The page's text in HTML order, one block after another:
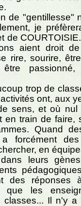
de "gentillesse"
je
de
aient droit
rire, sourire,
être
trop de
ont, aux
sens, et où
en train de faire,
Quand
forcément
en
leurs
des réponses
que les
classes... Il n'y